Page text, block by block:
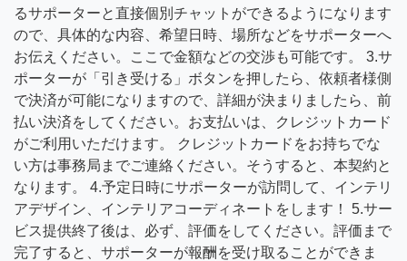
るサポーターと直接個別チャットができるようになります
ので、具体的な内容、希望日時、場所などをサポーターへ
お伝えください。ここで金額などの交渉も可能です。 3.サ
ポーターが「引き受ける」ボタンを押したら、依頼者様側
で決済が可能になりますので、詳細が決まりましたら、前
払い決済をしてください。お支払いは、クレジットカード
がご利用いただけます。 クレジットカードをお持ちでな
い方は事務局までご連絡ください。そうすると、本契約と
なります。 4.予定日時にサポーターが訪問して、インテリ
アデザイン、インテリアコーディネートをします！ 5.サー
ビス提供終了後は、必ず、評価をしてください。評価まで
完了すると、サポーターが報酬を受け取ることができま